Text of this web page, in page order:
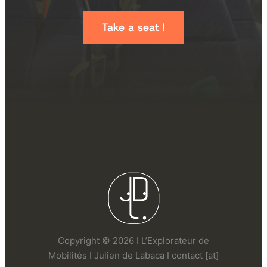
Take a seat !
Copyright © 2026 I L’Explorateur de
Mobilités I Julien de Labaca I contact [at]